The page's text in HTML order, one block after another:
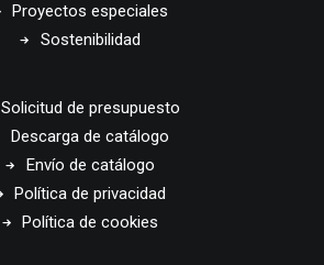
Proyectos especiales
Sostenibilidad
Solicitud de presupuesto
Descarga de catálogo
Envío de catálogo
Política de privacidad
Política de cookies